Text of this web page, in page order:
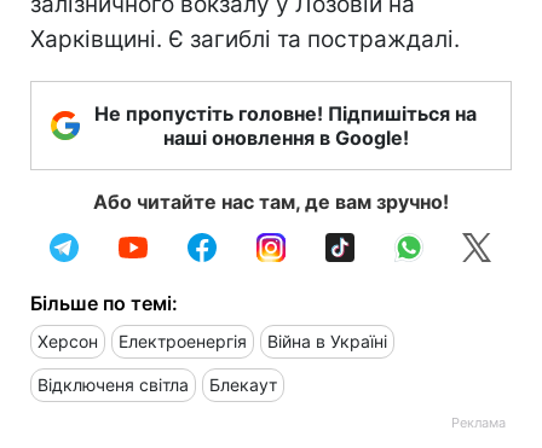
Харківщині. Є загиблі та постраждалі.
Не пропустіть головне! Підпишіться на
наші оновлення в Google!
Або читайте нас там, де вам зручно!
Більше по темі:
Херсон Електроенергія Війна в Україні
Відключеня світла Блекаут